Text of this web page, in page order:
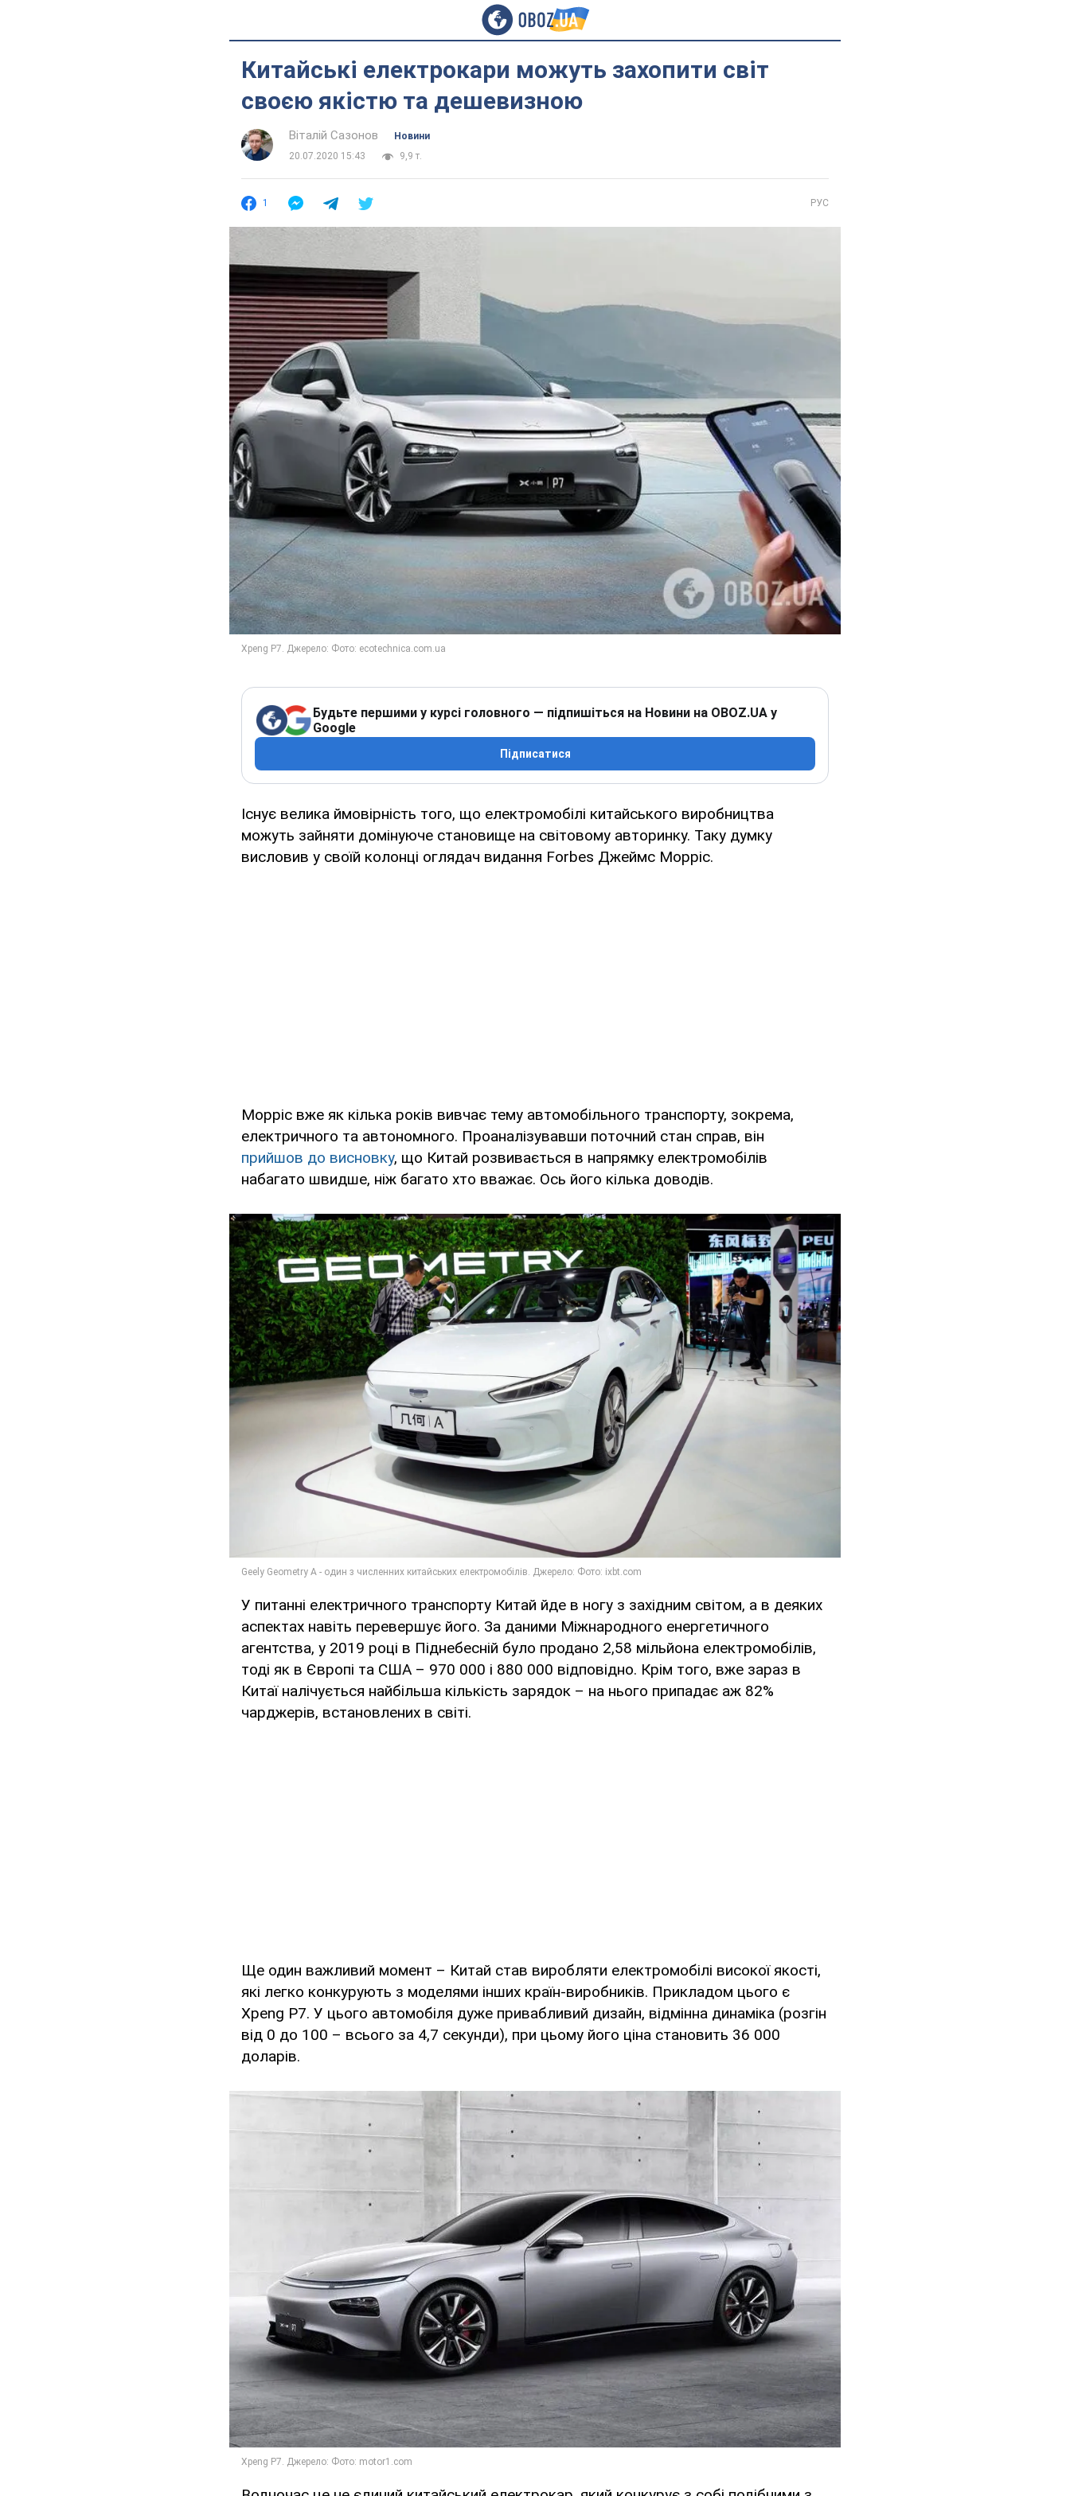
Китайські електрокари можуть захопити світ
своєю якістю та дешевизною
Віталій Сазонов
Новини
20.07.2020 15:43
9,9 т.
1 РУС
Будьте першими у курсі головного — підпишіться на Новини на OBOZ.UA у
Google
Підписатися
Існує велика ймовірність того, що електромобілі китайського виробництва
можуть зайняти домінуюче становище на світовому авторинку. Таку думку
висловив у своїй колонці оглядач видання Forbes Джеймс Морріс.
Морріс вже як кілька років вивчає тему автомобільного транспорту, зокрема,
електричного та автономного. Проаналізувавши поточний стан справ, він
прийшов до висновку, що Китай розвивається в напрямку електромобілів
набагато швидше, ніж багато хто вважає. Ось його кілька доводів.
У питанні електричного транспорту Китай йде в ногу з західним світом, а в деяких
аспектах навіть перевершує його. За даними Міжнародного енергетичного
агентства, у 2019 році в Піднебесній було продано 2,58 мільйона електромобілів,
тоді як в Європі та США – 970 000 і 880 000 відповідно. Крім того, вже зараз в
Китаї налічується найбільша кількість зарядок – на нього припадає аж 82%
чарджерів, встановлених в світі.
Ще один важливий момент – Китай став виробляти електромобілі високої якості,
які легко конкурують з моделями інших країн-виробників. Прикладом цього є
Xpeng P7. У цього автомобіля дуже привабливий дизайн, відмінна динаміка (розгін
від 0 до 100 – всього за 4,7 секунди), при цьому його ціна становить 36 000
доларів.